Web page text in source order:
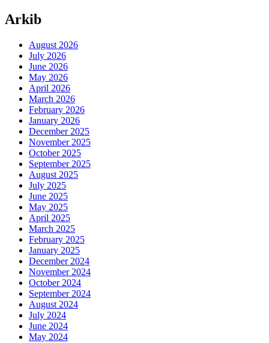
Arkib
August 2026
July 2026
June 2026
May 2026
April 2026
March 2026
February 2026
January 2026
December 2025
November 2025
October 2025
September 2025
August 2025
July 2025
June 2025
May 2025
April 2025
March 2025
February 2025
January 2025
December 2024
November 2024
October 2024
September 2024
August 2024
July 2024
June 2024
May 2024